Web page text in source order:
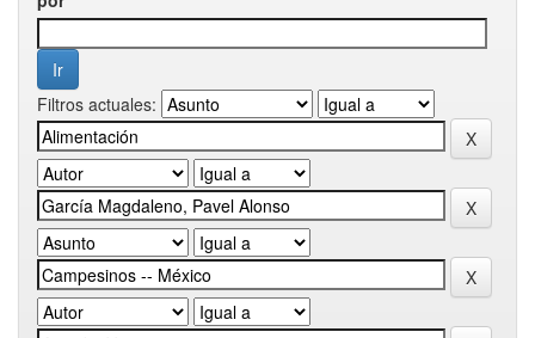
Filtros actuales: